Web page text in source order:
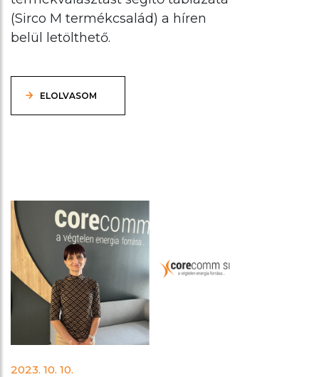
(Sirco M termékcsalád) a híren
belül letölthető.
ELOLVASOM
2023. 10. 10.